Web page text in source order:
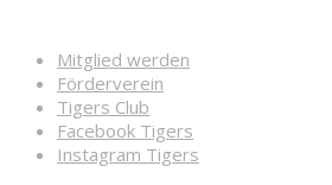
Mitglied werden
Förderverein
Tigers Club
Facebook Tigers
Instagram Tigers